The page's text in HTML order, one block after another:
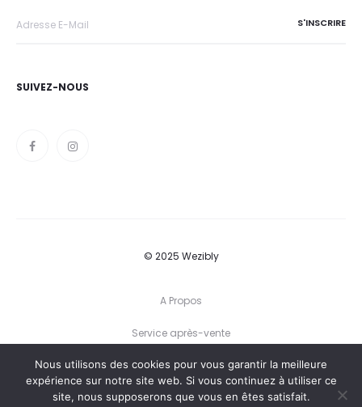
SUIVEZ-NOUS
© 2025 Wezibly
A Propos
Service après-vente
Conditions générales
Politique de confidentialité
Nous utilisons des cookies pour vous garantir la meilleure
expérience sur notre site web. Si vous continuez à utiliser ce
site, nous supposerons que vous en êtes satisfait.